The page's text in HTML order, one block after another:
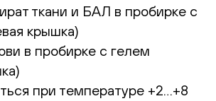
ткани и БАЛ в пробирке с
крышка)
в пробирке с гелем
при температуре +2…+8